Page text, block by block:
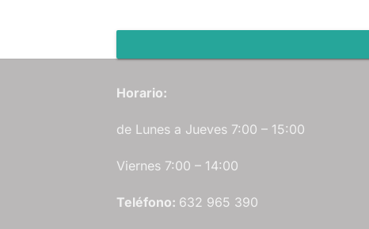
Horario:
de Lunes a Jueves 7:00 – 15:00
Viernes 7:00 – 14:00
Teléfono: 632 965 390